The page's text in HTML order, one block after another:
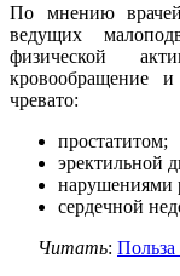
По мнению
ведущих
физической
кровообращение
чревато:
простатитом;
эректильной
нарушениями
сердечной
Читать: Польза